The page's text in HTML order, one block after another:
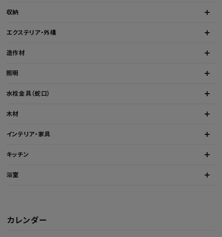
収納
エクステリア・外構
造作材
照明
水栓金具（蛇口）
木材
インテリア・家具
キッチン
浴室
カレンダー